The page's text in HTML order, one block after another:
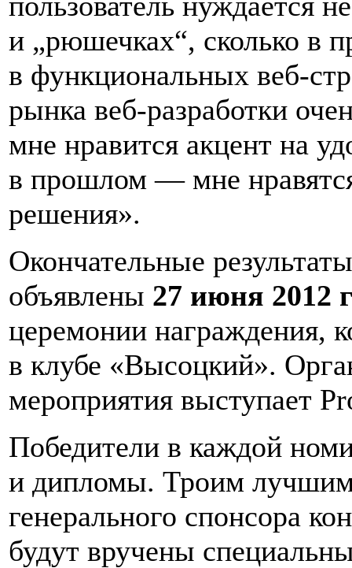
и „рюшечках“, сколько в
в функциональных веб-
рынка веб-разработки
мне нравится акцент на
в прошлом — мне
решения».
Окончательные
объявлены 27 июня 2012
церемонии награждения,
в клубе «Высоцкий».
мероприятия выступает
Победители в каждой
и дипломы. Троим
генерального спонсора
будут вручены